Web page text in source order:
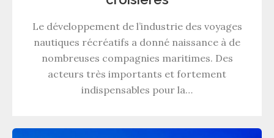
Le développement de l’industrie des voyages
nautiques récréatifs a donné naissance à de
nombreuses compagnies maritimes. Des
acteurs très importants et fortement
indispensables pour la…